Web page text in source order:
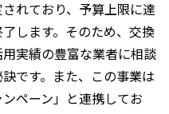
れており、予算上限に達
します。そのため、交換
実績の豊富な業者に相談
です。また、この事業は
ペーン」と連携してお